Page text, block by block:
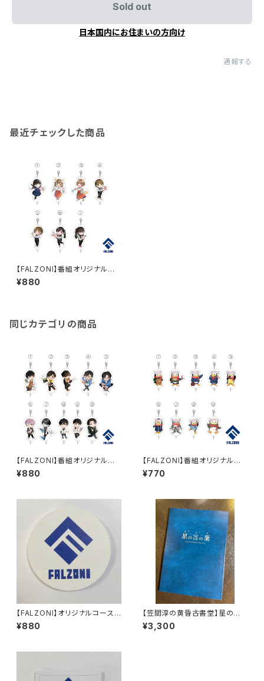
Sold out
日本国内にお住まいの方向け
通報する
最近チェックした商品
【FALZONI】番組オリジナルつ
ながるアクリルチャーム２
¥880
同じカテゴリの商品
【FALZONI】番組オリジナルつ
ながるアクリルチャーム
¥880
【FALZONI】番組オリジナルつ
ながるアクリルチャーム３
¥770
【FALZONI】オリジナルコースタ
ー
¥880
【笠間淳の黄昏古書堂】星の言
の葉 朗読脚本
¥3,300